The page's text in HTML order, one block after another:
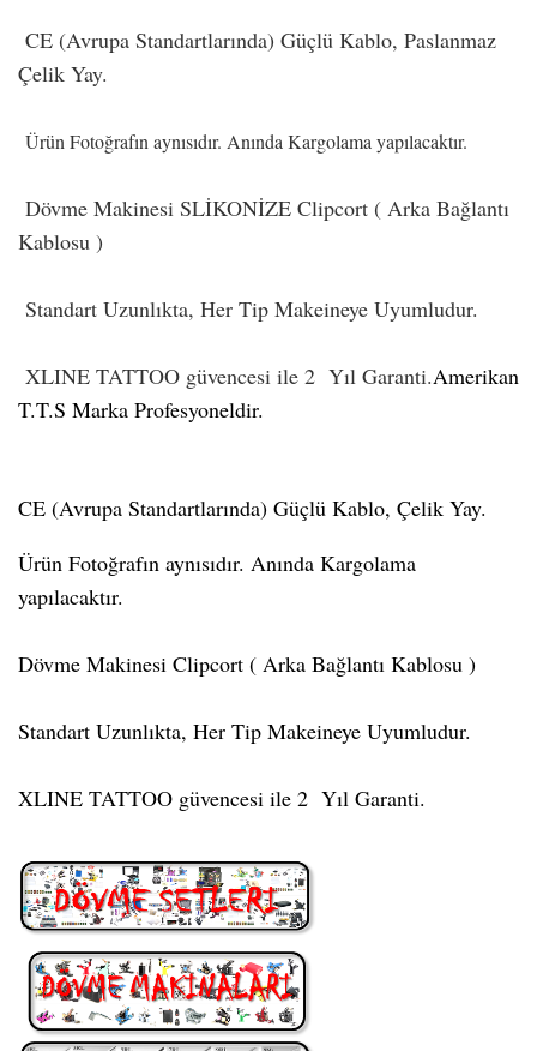
CE (Avrupa Standartlarında) Güçlü Kablo, Paslanmaz
Çelik Yay.
Ürün Fotoğrafın aynısıdır. Anında Kargolama yapılacaktır.
Dövme Makinesi SLİKONİZE Clipcort ( Arka Bağlantı
Kablosu )
Standart Uzunlıkta, Her Tip Makeineye Uyumludur.
XLINE TATTOO güvencesi ile 2 Yıl Garanti.Amerikan
T.T.S Marka Profesyoneldir.
CE (Avrupa Standartlarında) Güçlü Kablo, Çelik Yay.
Ürün Fotoğrafın aynısıdır. Anında Kargolama
yapılacaktır.
Dövme Makinesi Clipcort ( Arka Bağlantı Kablosu )
Standart Uzunlıkta, Her Tip Makeineye Uyumludur.
XLINE TATTOO güvencesi ile 2 Yıl Garanti.